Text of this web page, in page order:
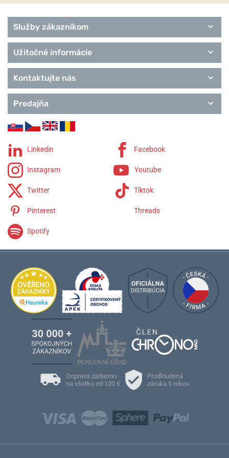
Služby zákazníkom
Užitočné informácie
Kontaktujte nás
Predajňa
Linkedin Facebook
Instagram Youtube
Twitter Tiktok
Pinterest Threads
Spotify
Doprava zadarmo
na všetko od 120 €
Prodloužená
záruka 5 rokov